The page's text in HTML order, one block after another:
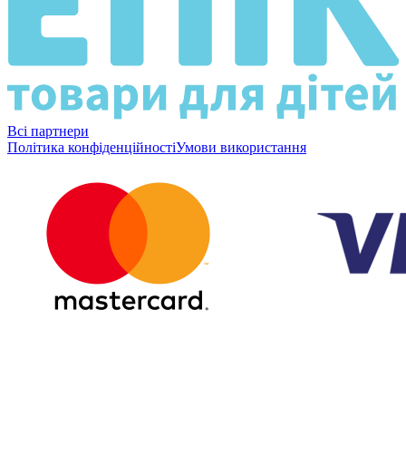
Всі партнери
Політика конфіденційностіУмови використання